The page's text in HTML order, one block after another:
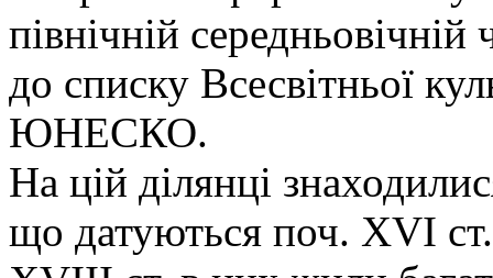
північній
до списку Всесвітньої
ЮНЕСКО.
На цій ділянці
що датуються поч. XVI